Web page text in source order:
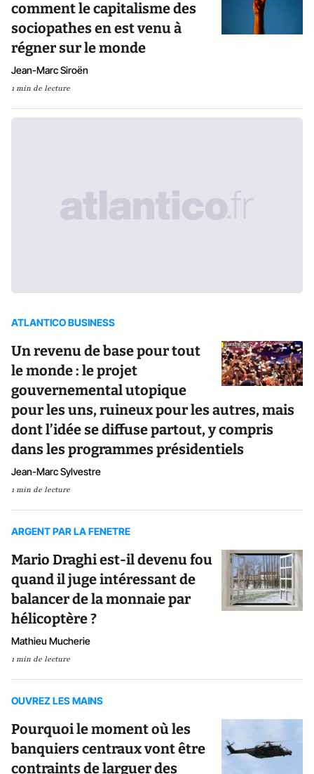
comment le capitalisme des
sociopathes en est venu à
régner sur le monde
Jean-Marc Siroën
1 min de lecture
ATLANTICO BUSINESS
Un revenu de base pour tout
le monde : le projet
gouvernemental utopique
pour les uns, ruineux pour les autres, mais
dont l’idée se diffuse partout, y compris
dans les programmes présidentiels
Jean-Marc Sylvestre
1 min de lecture
ARGENT PAR LA FENETRE
Mario Draghi est-il devenu fou
quand il juge intéressant de
balancer de la monnaie par
hélicoptère ?
Mathieu Mucherie
1 min de lecture
OUVREZ LES MAINS
Pourquoi le moment où les
banquiers centraux vont être
contraints de larguer des